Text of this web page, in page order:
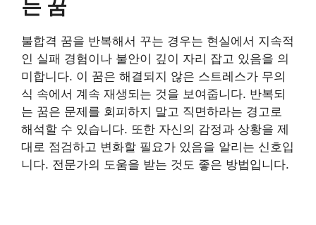
는 꿈
불합격 꿈을 반복해서 꾸는 경우는 현실에서 지속적
인 실패 경험이나 불안이 깊이 자리 잡고 있음을 의
미합니다. 이 꿈은 해결되지 않은 스트레스가 무의
식 속에서 계속 재생되는 것을 보여줍니다. 반복되
는 꿈은 문제를 회피하지 말고 직면하라는 경고로
해석할 수 있습니다. 또한 자신의 감정과 상황을 제
대로 점검하고 변화할 필요가 있음을 알리는 신호입
니다. 전문가의 도움을 받는 것도 좋은 방법입니다.